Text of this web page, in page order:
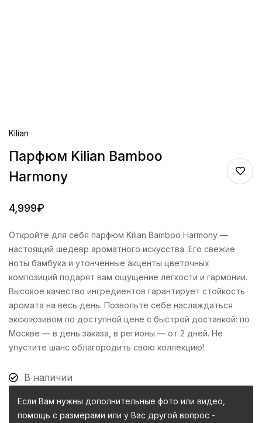
Kilian
Парфюм Kilian Bamboo
Harmony
4,999₽
Откройте для себя парфюм Kilian Bamboo Harmony —
настоящий шедевр ароматного искусства. Его свежие
ноты бамбука и утонченные акценты цветочных
композиций подарят вам ощущение легкости и гармонии.
Высокое качество ингредиентов гарантирует стойкость
аромата на весь день. Позвольте себе наслаждаться
эксклюзивом по доступной цене с быстрой доставкой: по
Москве — в день заказа, в регионы — от 2 дней. Не
упустите шанс облагородить свою коллекцию!
В наличии
Если Вам нужны дополнительные фото или видео,
помощь с размерами или у Вас другой вопрос -